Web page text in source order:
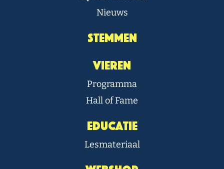
Nieuws
Stemmen
Vieren
Programma
Hall of Fame
Educatie
Lesmateriaal